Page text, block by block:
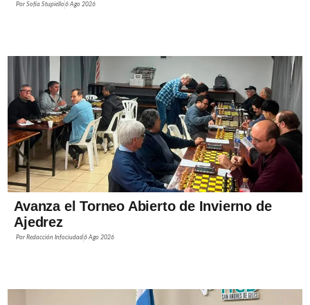
PorSofía Stupiello6 Ago 2026
Avanza el Torneo Abierto de Invierno de
Ajedrez
PorRedacción Infociudad6 Ago 2026